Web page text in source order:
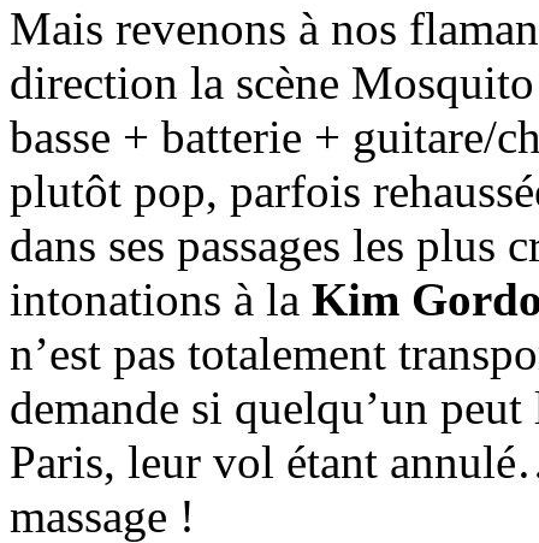
Mais revenons à nos
direction la scène
basse + batterie + guitare/
plutôt pop, parfois
dans ses passages les plus
intonations à la Kim
n’est pas totalement
demande si quelqu’un
Paris, leur vol étant
massage !